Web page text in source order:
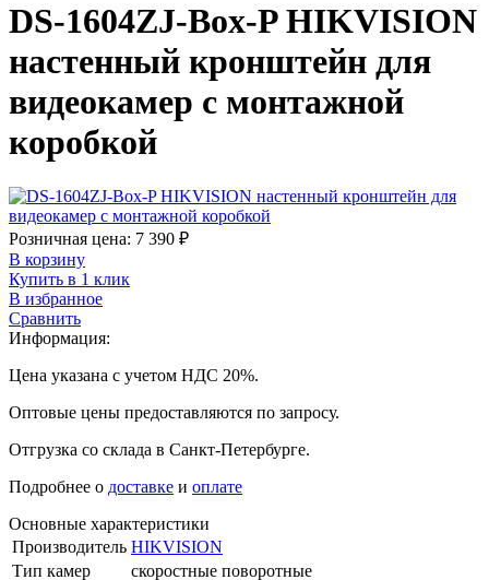
DS-1604ZJ-Box-P HIKVISION
настенный кронштейн для
видеокамер с монтажной
коробкой
Розничная цена: 7 390 ₽
В корзину
Купить в 1 клик
В избранное
Сравнить
Информация:
Цена указана с учетом НДС 20%.
Оптовые цены предоставляются по запросу.
Отгрузка со склада в Санкт-Петербурге.
Подробнее о доставке и оплате
Основные характеристики
Производитель HIKVISION
Тип камер
скоростные поворотные